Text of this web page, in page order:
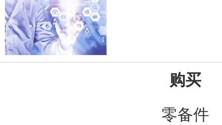
购买
零备件